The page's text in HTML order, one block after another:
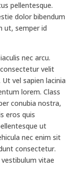
pellentesque.
dolor bibendum
ut, semper id
nec arcu.
velit
vel sapien lacinia
lorem. Class
conubia nostra,
eros quis
ut
nec enim sit
consectetur.
vitae